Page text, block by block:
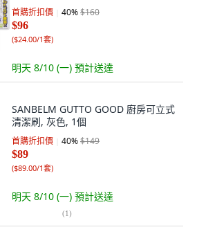
首購折扣價 40%$160
$96
($24.00/1套)
明天 8/10 (一) 預計送達
SANBELM GUTTO GOOD 廚房可立式
清潔刷, 灰色, 1個
首購折扣價 40%$149
$89
($89.00/1套)
明天 8/10 (一) 預計送達
(1)